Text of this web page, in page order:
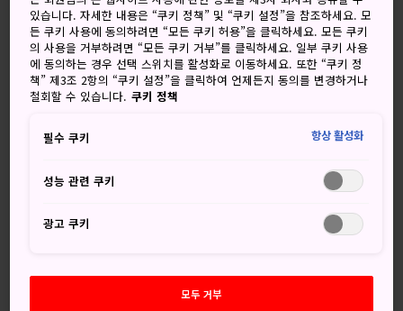
과 신사, 축제, 오래된 묘역, 그리고 유서 깊은 증기 기관차까지
있어 일 년 내내 언제든 볼거리가 많은 고장입니다.
놓치지 마세요
화려한 목조 조각과 뛰어난 내부 장식이 돋보이는
메누마 쇼덴잔 간기인 사원
수레 행렬과 신여인 미코시, 대북 연주 대회로 요약
아라카와강 기슭에서 즐기는 벚꽃놀이
있습니다. 자세한 내용은 “쿠키 정책” 및 “쿠키 설정”을 참조하세요. 모
든 쿠키 사용에 동의하려면 “모든 쿠키 허용”을 클릭하세요. 모든 쿠키
의 사용을 거부하려면 “모든 쿠키 거부”를 클릭하세요. 일부 쿠키 사용
에 동의하는 경우 선택 스위치를 활성화로 이동하세요. 또한 “쿠키 정
책” 제3조 2항의 “쿠키 설정”을 클릭하여 언제든지 동의를 변경하거나
철회할 수 있습니다. 쿠키 정책
필수 쿠키 항상 활성화
성능 관련 쿠키
광고 쿠키
모두 거부